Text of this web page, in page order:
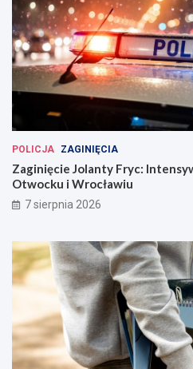
POLICJA ZAGINIĘCIA
Zaginięcie Jolanty Fryc:
Otwocku i Wrocławiu
7 sierpnia 2026